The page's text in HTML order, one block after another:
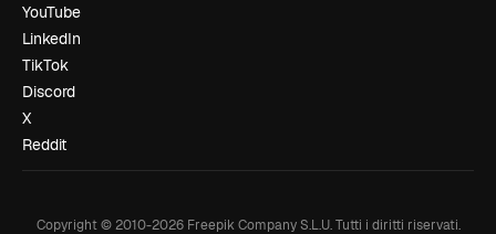
YouTube
LinkedIn
TikTok
Discord
X
Reddit
Copyright © 2010-2026Freepik Company S.L.U. Tutti i diritti riservati.